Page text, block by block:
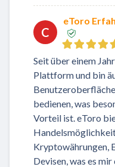
C
eToro
Seit über einem
Plattform und bin
bedienen, was
Vorteil ist. eToro
Kryptowährungen,
Devisen, was es